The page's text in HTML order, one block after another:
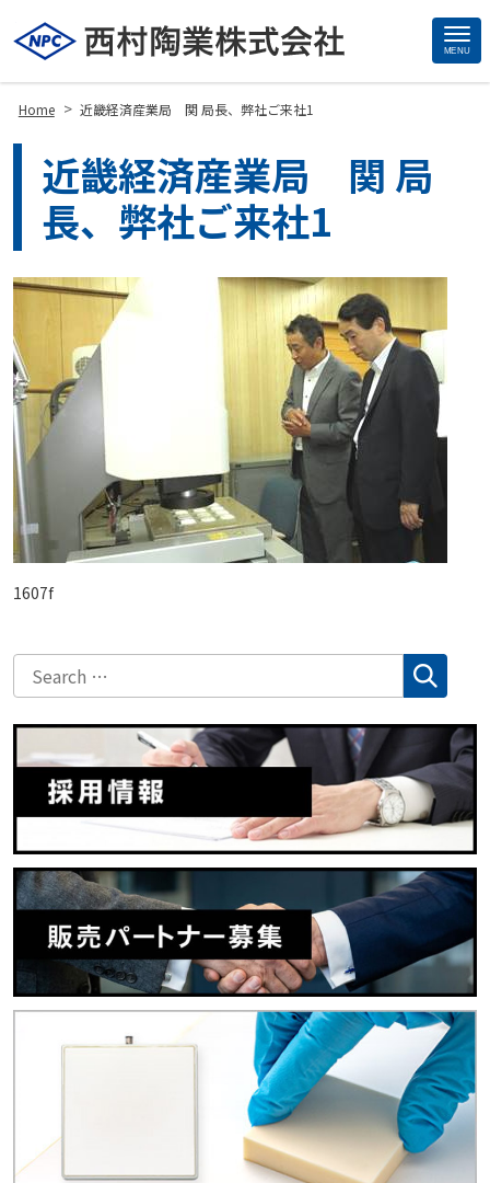
MENU
Home > 近畿経済産業局 関 局長、弊社ご来社1
近畿経済産業局 関 局
長、弊社ご来社1
1607f
Site
Footer